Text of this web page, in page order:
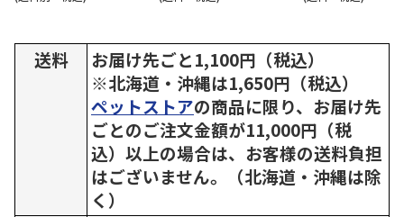
送料
お届け先ごと1,100円（税込）
※北海道・沖縄は1,650円（税込）
ペットストアの商品に限り、お届け先
ごとのご注文金額が11,000円（税
込）以上の場合は、お客様の送料負担
はございません。（北海道・沖縄は除
く）